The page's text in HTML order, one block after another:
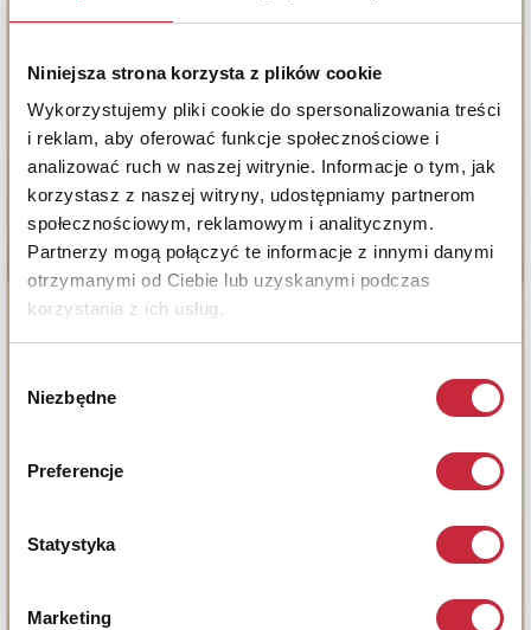
Niniejsza strona korzysta z plików cookie
Wykorzystujemy pliki cookie do spersonalizowania treści
i reklam, aby oferować funkcje społecznościowe i
analizować ruch w naszej witrynie. Informacje o tym, jak
korzystasz z naszej witryny, udostępniamy partnerom
społecznościowym, reklamowym i analitycznym.
Partnerzy mogą połączyć te informacje z innymi danymi
otrzymanymi od Ciebie lub uzyskanymi podczas
korzystania z ich usług.
zgody
Niezbędne
Preferencje
Statystyka
Marketing